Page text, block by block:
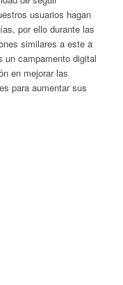
usuarios hagan
por ello durante las
similares a este a
un campamento digital
en mejorar las
para aumentar sus